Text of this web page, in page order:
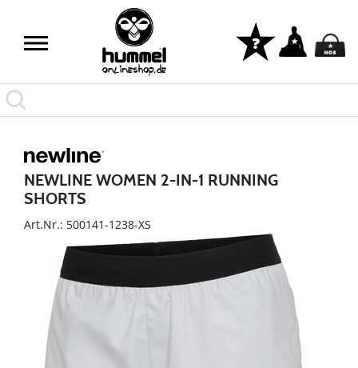
NEWLINE WOMEN 2-IN-1 RUNNING
SHORTS
Art.Nr.: 500141-1238-XS